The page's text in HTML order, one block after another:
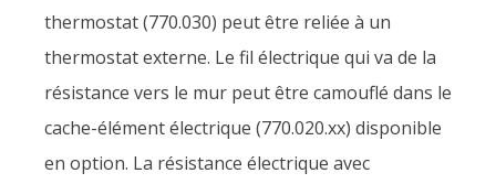
thermostat (770.030) peut être reliée à un
thermostat externe. Le fil électrique qui va de la
résistance vers le mur peut être camouflé dans le
cache-élément électrique (770.020.xx) disponible
en option. La résistance électrique avec